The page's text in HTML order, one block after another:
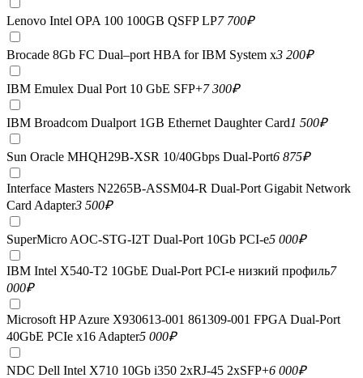
Lenovo Intel OPA 100 100GB QSFP LP7 700₽
Brocade 8Gb FC Dual–port HBA for IBM System x3 200₽
IBM Emulex Dual Port 10 GbE SFP+7 300₽
IBM Broadcom Dualport 1GB Ethernet Daughter Card1 500₽
Sun Oracle MHQH29B-XSR 10/40Gbps Dual-Port6 875₽
Interface Masters N2265B-ASSM04-R Dual-Port Gigabit Network
Card Adapter3 500₽
SuperMicro AOC-STG-I2T Dual-Port 10Gb PCI-e5 000₽
IBM Intel X540-T2 10GbE Dual-Port PCI-e низкий профиль7
000₽
Microsoft HP Azure X930613-001 861309-001 FPGA Dual-Port
40GbE PCIe x16 Adapter5 000₽
NDC Dell Intel X710 10Gb i350 2xRJ-45 2xSFP+6 000₽